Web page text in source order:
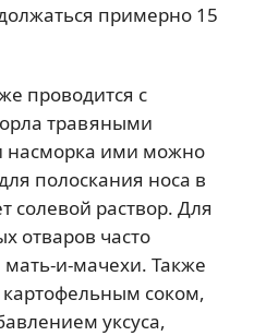
примерно 15
проводится с
травяными
насморка ими можно
полоскания носа в
солевой раствор. Для
отваров часто
мать-и-мачехи. Также
соком,
уксуса,